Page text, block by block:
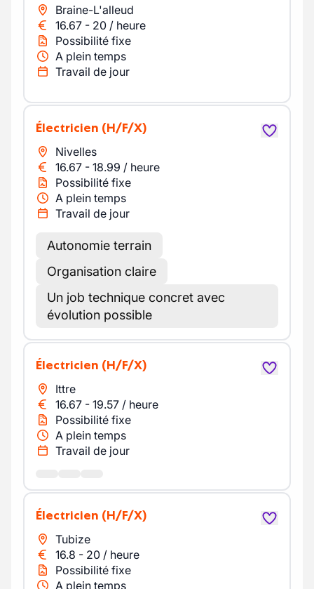
Braine-L'alleud
16.67 - 20 / heure
Possibilité fixe
A plein temps
Travail de jour
Électricien (H/F/X)
Nivelles
16.67 - 18.99 / heure
Possibilité fixe
A plein temps
Travail de jour
Autonomie terrain
Organisation claire
Un job technique concret avec
évolution possible
Électricien (H/F/X)
Ittre
16.67 - 19.57 / heure
Possibilité fixe
A plein temps
Travail de jour
Électricien (H/F/X)
Tubize
16.8 - 20 / heure
Possibilité fixe
A plein temps